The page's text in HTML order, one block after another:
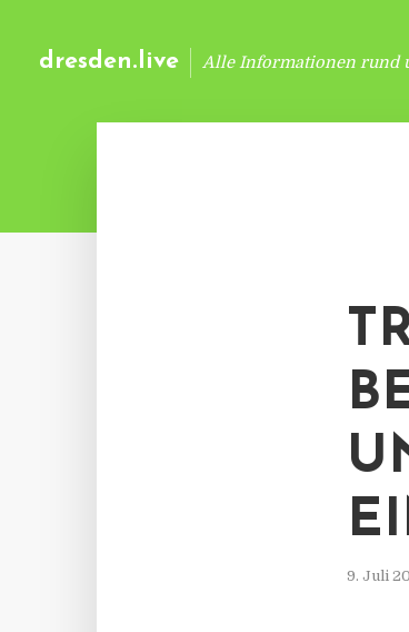
dresden.live Alle Informationen rund
9. Juli